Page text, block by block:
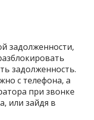
задолженности,
задолженность.
с телефона, а
при звонке
или зайдя в